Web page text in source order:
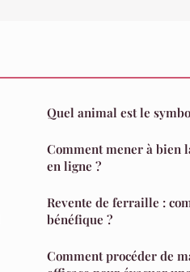
Quel animal est le
Comment mener à bien
en ligne ?
Revente de ferraille :
bénéfique ?
Comment procéder de